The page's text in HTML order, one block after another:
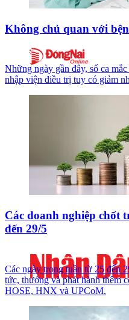
Không chủ quan với
Những ngày gần đây, số ca
nhập viện điều trị tuy có giảm
Các doanh nghiệp chốt
đến 29/5
Các ngày trong tuần từ 25 đến
tức, thưởng và phát hành thêm
HOSE, HNX và UPCoM.